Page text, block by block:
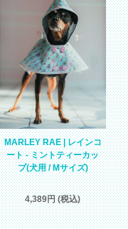
MARLEY RAE | レインコ
ート - ミントティーカッ
プ(犬用 / Mサイズ)
4,389円 (税込)